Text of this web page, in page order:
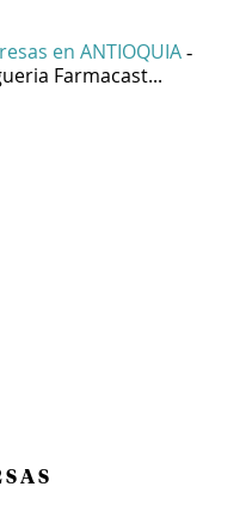
en ANTIOQUIA -
Farmacast...
A S